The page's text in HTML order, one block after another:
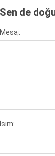
Sen de
Mesaj:
İsim: